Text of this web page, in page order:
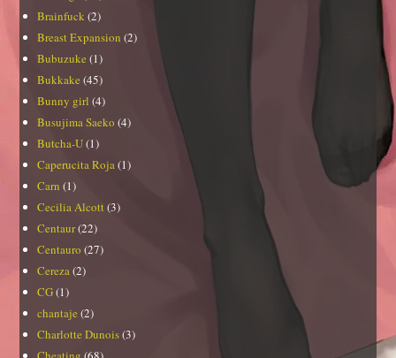
Brainfuck (2)
Breast Expansion (2)
Bubuzuke (1)
Bukkake (45)
Bunny girl (4)
Busujima Saeko (4)
Butcha-U(1)
Caperucita Roja (1)
Carn (1)
Cecilia Alcott (3)
Centaur(22)
Centauro (27)
Cereza (2)
CG(1)
chantaje (2)
Charlotte Dunois(3)